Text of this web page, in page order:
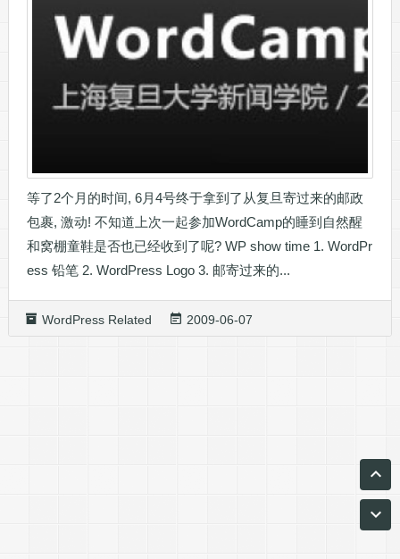
等了2个月的时间, 6月4号终于拿到了从复旦寄过来的邮政
包裹, 激动! 不知道上次一起参加WordCamp的睡到自然醒
和窝棚童鞋是否也已经收到了呢? WP show time 1. WordPr
ess 铅笔 2. WordPress Logo 3. 邮寄过来的...
WordPress Related 2009-06-07